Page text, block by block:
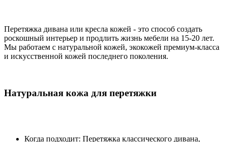
Перетяжка дивана или кресла кожей - это способ создать
роскошный интерьер и продлить жизнь мебели на 15-20 лет.
Мы работаем с натуральной кожей, экокожей премиум-класса
и искусственной кожей последнего поколения.
Натуральная кожа для перетяжки
Когда подходит: Перетяжка классического дивана,